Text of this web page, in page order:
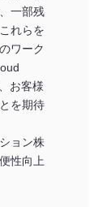
一部残
れらを
ワーク
お客様
を期待
ョン株
性向上